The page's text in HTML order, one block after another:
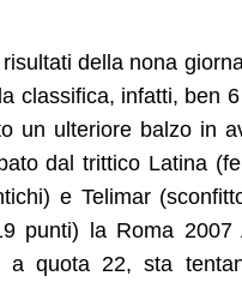
della nona
classifica, infatti, ben
un ulteriore balzo in
dal trittico Latina
e Telimar
punti) la Roma 2007
a quota 22, sta